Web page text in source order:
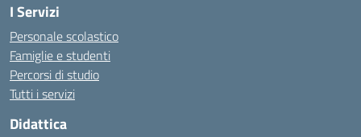
I Servizi
Personale scolastico
Famiglie e studenti
Percorsi di studio
Tutti i servizi
Didattica